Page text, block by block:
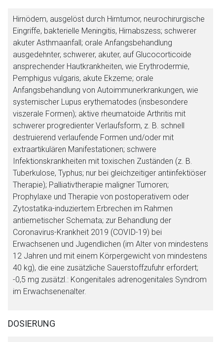
Hirnödem, ausgelöst durch Hirntumor, neurochirurgische
Eingriffe, bakterielle Meningitis, Hirnabszess; schwerer
akuter Asthmaanfall; orale Anfangsbehandlung
ausgedehnter, schwerer, akuter, auf Glucocorticoide
ansprechender Hautkrankheiten, wie Erythrodermie,
Pemphigus vulgaris, akute Ekzeme; orale
Anfangsbehandlung von Autoimmunerkrankungen, wie
systemischer Lupus erythematodes (insbesondere
viszerale Formen); aktive rheumatoide Arthritis mit
schwerer progredienter Verlaufsform, z. B. schnell
destruierend verlaufende Formen und/oder mit
extraartikulären Manifestationen; schwere
Infektionskrankheiten mit toxischen Zuständen (z. B.
Tuberkulose, Typhus; nur bei gleichzeitiger antiinfektiöser
Therapie); Palliativtherapie maligner Tumoren;
Prophylaxe und Therapie von postoperativem oder
Zytostatika-induziertem Erbrechen im Rahmen
antiemetischer Schemata; zur Behandlung der
Coronavirus-Krankheit 2019 (COVID-19) bei
Erwachsenen und Jugendlichen (im Alter von mindestens
12 Jahren und mit einem Körpergewicht von mindestens
40 kg), die eine zusätzliche Sauerstoffzufuhr erfordert;
-0,5 mg zusätzl.: Kongenitales adrenogenitales Syndrom
im Erwachsenenalter.
DOSIERUNG
Aufruf einer externen Seite
Der von Ihnen aufgerufene Link öffnet eine externe Web-
Datenschutzbestimmungen.